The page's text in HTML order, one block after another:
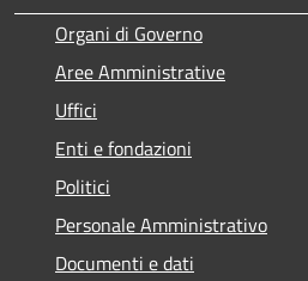
Organi di Governo
Aree Amministrative
Uffici
Enti e fondazioni
Politici
Personale Amministrativo
Documenti e dati